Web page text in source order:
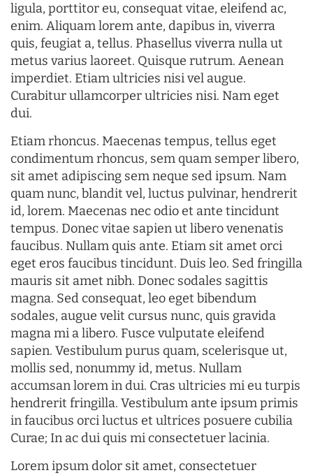
ligula, porttitor eu, consequat vitae, eleifend ac,
enim. Aliquam lorem ante, dapibus in, viverra
quis, feugiat a, tellus. Phasellus viverra nulla ut
metus varius laoreet. Quisque rutrum. Aenean
imperdiet. Etiam ultricies nisi vel augue.
Curabitur ullamcorper ultricies nisi. Nam eget
dui.
Etiam rhoncus. Maecenas tempus, tellus eget
condimentum rhoncus, sem quam semper libero,
sit amet adipiscing sem neque sed ipsum. Nam
quam nunc, blandit vel, luctus pulvinar, hendrerit
id, lorem. Maecenas nec odio et ante tincidunt
tempus. Donec vitae sapien ut libero venenatis
faucibus. Nullam quis ante. Etiam sit amet orci
eget eros faucibus tincidunt. Duis leo. Sed fringilla
mauris sit amet nibh. Donec sodales sagittis
magna. Sed consequat, leo eget bibendum
sodales, augue velit cursus nunc, quis gravida
magna mi a libero. Fusce vulputate eleifend
sapien. Vestibulum purus quam, scelerisque ut,
mollis sed, nonummy id, metus. Nullam
accumsan lorem in dui. Cras ultricies mi eu turpis
hendrerit fringilla. Vestibulum ante ipsum primis
in faucibus orci luctus et ultrices posuere cubilia
Curae; In ac dui quis mi consectetuer lacinia.
Lorem ipsum dolor sit amet, consectetuer